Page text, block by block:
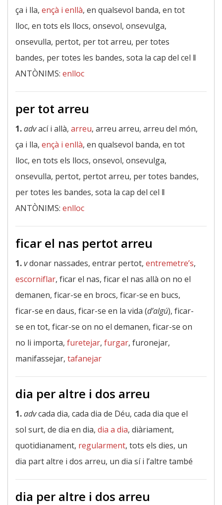
ça i lla, ençà i enllà, en qualsevol banda, en tot
lloc, en tots els llocs, onsevol, onsevulga,
onsevulla, pertot, per tot arreu, per totes
bandes, per totes les bandes, sota la cap del cel ‖
ANTÒNIMS: enlloc
per tot arreu
1.advací i allà, arreu, arreu arreu, arreu del món,
ça i lla, ençà i enllà, en qualsevol banda, en tot
lloc, en tots els llocs, onsevol, onsevulga,
onsevulla, pertot, pertot arreu, per totes bandes,
per totes les bandes, sota la cap del cel ‖
ANTÒNIMS: enlloc
ficar el nas pertot arreu
1.vdonar nassades, entrar pertot, entremetre’s,
escorniflar, ficar el nas, ficar el nas allà on no el
demanen, ficar-se en brocs, ficar-se en bucs,
ficar-se en daus, ficar-se en la vida (d’algú), ficar-
se en tot, ficar-se on no el demanen, ficar-se on
no li importa, furetejar, furgar, furonejar,
manifassejar, tafanejar
dia per altre i dos arreu
1.advcada dia, cada dia de Déu, cada dia que el
sol surt, de dia en dia, dia a dia, diàriament,
quotidianament, regularment, tots els dies, un
dia part altre i dos arreu, un dia sí i l’altre també
dia per altre i dos arreu